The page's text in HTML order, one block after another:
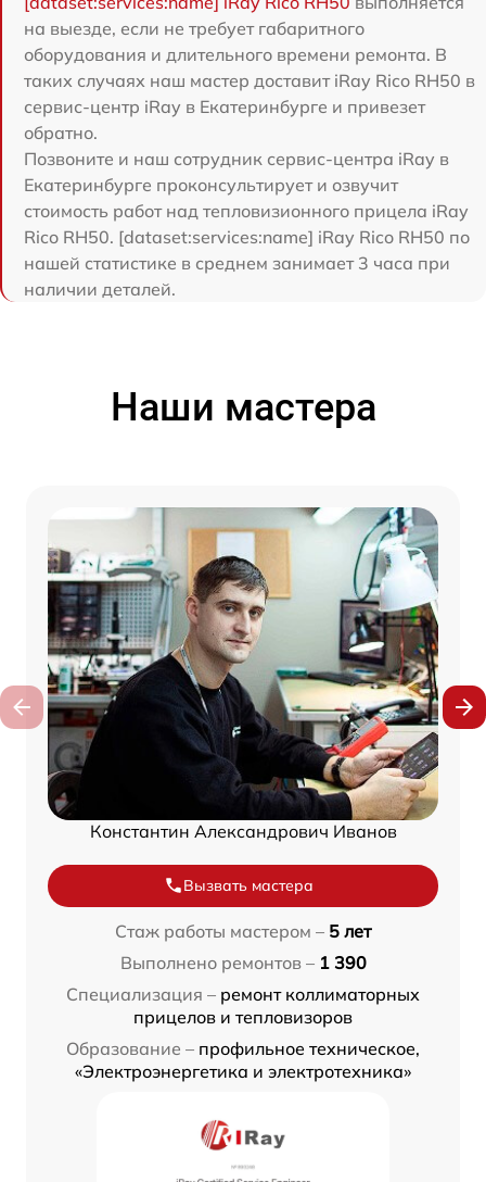
на выезде, если не требует габаритного
оборудования и длительного времени ремонта. В
таких случаях наш мастер доставит iRay Rico RH50 в
сервис-центр iRay в Екатеринбурге и привезет
обратно.
Позвоните и наш сотрудник сервис-центра iRay в
Екатеринбурге проконсультирует и озвучит
стоимость работ над тепловизионного прицела iRay
Rico RH50. [dataset:services:name] iRay Rico RH50 по
нашей статистике в среднем занимает 3 часа при
наличии деталей.
Наши мастера
Константин Александрович Иванов
Вызвать мастера
Стаж работы мастером – 5 лет
Выполнено ремонтов – 1 390
Специализация – ремонт коллиматорных
прицелов и тепловизоров
Образование – профильное техническое,
«Электроэнергетика и электротехника»